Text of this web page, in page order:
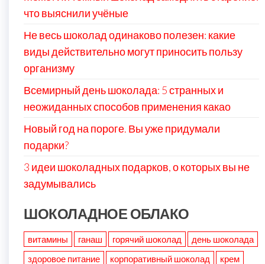
что выяснили учёные
Не весь шоколад одинаково полезен: какие
виды действительно могут приносить пользу
организму
Всемирный день шоколада: 5 странных и
неожиданных способов применения какао
Новый год на пороге. Вы уже придумали
подарки?
3 идеи шоколадных подарков, о которых вы не
задумывались
ШОКОЛАДНОЕ ОБЛАКО
витамины ганаш горячий шоколад
день шоколада
здоровое питание
корпоративный шоколад крем